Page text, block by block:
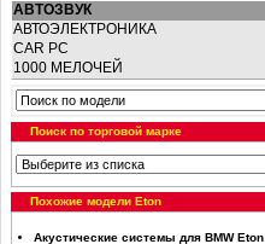
АВТОЗВУК
АВТОЭЛЕКТРОНИКА
CAR PC
1000 МЕЛОЧЕЙ
Поиск по торговой марке
Похожие модели Eton
Акустические системы для BMW Eton